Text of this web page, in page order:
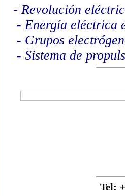
- Revolución
-Energía eléctrica
- Grupos
- Sistema de
Tel: